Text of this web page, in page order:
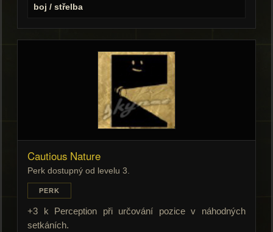
boj / střelba
Cautious Nature
Perk dostupný od levelu 3.
PERK
+3 k Perception při určování pozice v náhodných
setkáních.